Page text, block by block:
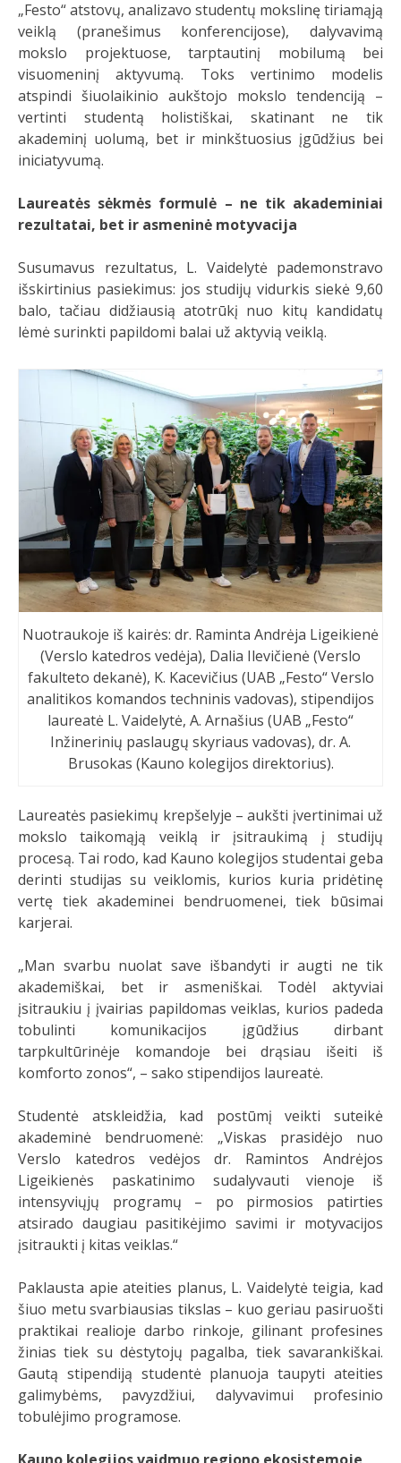
„Festo“ atstovų, analizavo studentų mokslinę tiriamąją
veiklą (pranešimus konferencijose), dalyvavimą
mokslo projektuose, tarptautinį mobilumą bei
visuomeninį aktyvumą. Toks vertinimo modelis
atspindi šiuolaikinio aukštojo mokslo tendenciją –
vertinti studentą holistiškai, skatinant ne tik
akademinį uolumą, bet ir minkštuosius įgūdžius bei
iniciatyvumą.
Laureatės sėkmės formulė – ne tik akademiniai
rezultatai, bet ir asmeninė motyvacija
Susumavus rezultatus, L. Vaidelytė pademonstravo
išskirtinius pasiekimus: jos studijų vidurkis siekė 9,60
balo, tačiau didžiausią atotrūkį nuo kitų kandidatų
lėmė surinkti papildomi balai už aktyvią veiklą.
Nuotraukoje iš kairės: dr. Raminta Andrėja Ligeikienė
(Verslo katedros vedėja), Dalia Ilevičienė (Verslo
fakulteto dekanė), K. Kacevičius (UAB „Festo“ Verslo
analitikos komandos techninis vadovas), stipendijos
laureatė L. Vaidelytė, A. Arnašius (UAB „Festo“
Inžinerinių paslaugų skyriaus vadovas), dr. A.
Brusokas (Kauno kolegijos direktorius).
Laureatės pasiekimų krepšelyje – aukšti įvertinimai už
mokslo taikomąją veiklą ir įsitraukimą į studijų
procesą. Tai rodo, kad Kauno kolegijos studentai geba
derinti studijas su veiklomis, kurios kuria pridėtinę
vertę tiek akademinei bendruomenei, tiek būsimai
karjerai.
„Man svarbu nuolat save išbandyti ir augti ne tik
akademiškai, bet ir asmeniškai. Todėl aktyviai
įsitraukiu į įvairias papildomas veiklas, kurios padeda
tobulinti komunikacijos įgūdžius dirbant
tarpkultūrinėje komandoje bei drąsiau išeiti iš
komforto zonos“, – sako stipendijos laureatė.
Studentė atskleidžia, kad postūmį veikti suteikė
akademinė bendruomenė: „Viskas prasidėjo nuo
Verslo katedros vedėjos dr. Ramintos Andrėjos
Ligeikienės paskatinimo sudalyvauti vienoje iš
intensyviųjų programų – po pirmosios patirties
atsirado daugiau pasitikėjimo savimi ir motyvacijos
įsitraukti į kitas veiklas.“
Paklausta apie ateities planus, L. Vaidelytė teigia, kad
šiuo metu svarbiausias tikslas – kuo geriau pasiruošti
praktikai realioje darbo rinkoje, gilinant profesines
žinias tiek su dėstytojų pagalba, tiek savarankiškai.
Gautą stipendiją studentė planuoja taupyti ateities
galimybėms, pavyzdžiui, dalyvavimui profesinio
tobulėjimo programose.